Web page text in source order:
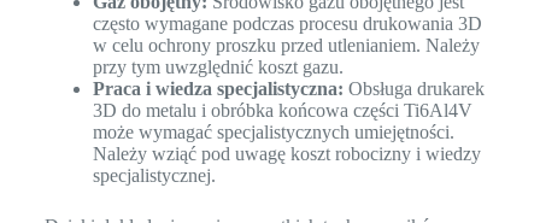
często wymagane podczas procesu drukowania 3D
w celu ochrony proszku przed utlenianiem. Należy
przy tym uwzględnić koszt gazu.
Praca i wiedza specjalistyczna: Obsługa drukarek
3D do metalu i obróbka końcowa części Ti6Al4V
może wymagać specjalistycznych umiejętności.
Należy wziąć pod uwagę koszt robocizny i wiedzy
specjalistycznej.